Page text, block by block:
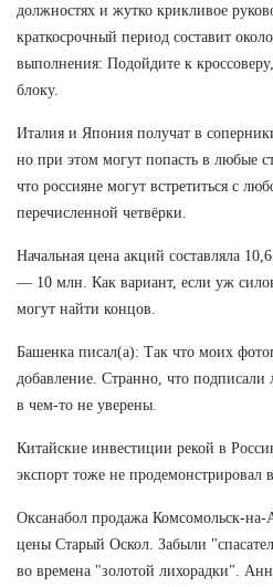
должностях и жутко крикливое
краткосрочный период составит
выполнения: Подойдите к
блоку.
Италия и Япония получат в
но при этом могут попасть в любые
что россияне могут встретиться с
перечисленной четвёрки.
Начальная цена акций составляла
— 10 млн. Как вариант, если уж
могут найти концов.
Башенка писал(а): Так что моих
добавление. Странно, что
в чем-то не уверены.
Китайские инвестиции рекой в
экспорт тоже не продемонстрировал
Оксанабол продажа Комсомольск-
цены Старый Оскол. Забыли
во времена "золотой лихорадки".